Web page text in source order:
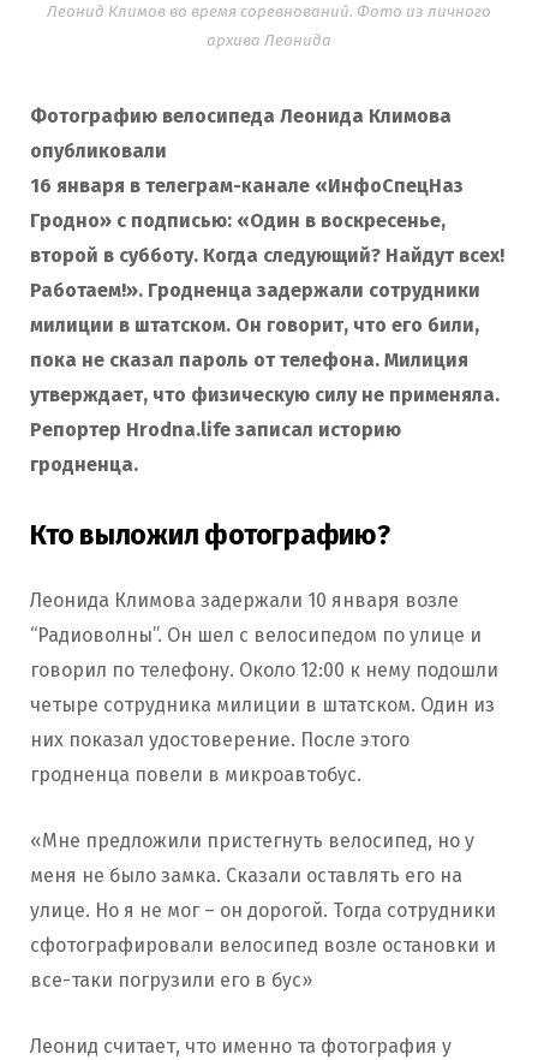
m
Леонид Климов во время соревнований. Фото из личного
архива Леонида
Фотографию велосипеда Леонида Климова
опубликовали
16 января в телеграм-канале «ИнфоСпецНаз
Гродно» с подписью: «Один в воскресенье,
второй в субботу. Когда следующий? Найдут всех!
Работаем!». Гродненца задержали сотрудники
милиции в штатском. Он говорит, что его били,
пока не сказал пароль от телефона. Милиция
утверждает, что физическую силу не применяла.
Репортер Hrodna.life записал историю
гродненца.
Кто выложил фотографию?
Леонида Климова задержали 10 января возле
“Радиоволны”. Он шел с велосипедом по улице и
говорил по телефону. Около 12:00 к нему подошли
четыре сотрудника милиции в штатском. Один из
них показал удостоверение. После этого
гродненца повели в микроавтобус.
«Мне предложили пристегнуть велосипед, но у
меня не было замка. Сказали оставлять его на
улице. Но я не мог – он дорогой. Тогда сотрудники
сфотографировали велосипед возле остановки и
все-таки погрузили его в бус»
Леонид считает, что именно та фотография у